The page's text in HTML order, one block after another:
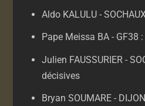
Aldo KALULU -
Pape Meissa BA - GF38
Julien FAUSSURIER -
décisives
Bryan SOUMARE -